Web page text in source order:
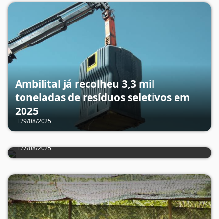
Ambilital já recolheu 3,3 mil
toneladas de resíduos seletivos em
2025
29/08/2025
25 anos da Reserva Natural das
Lagoas de Santo André e da Sancha
27/08/2025